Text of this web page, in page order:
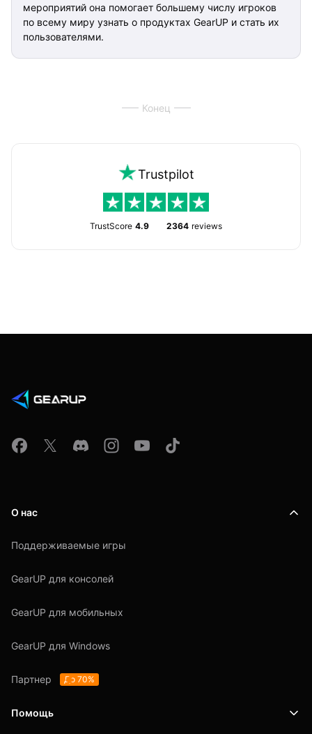
мероприятий она помогает большему числу игроков
по всему миру узнать о продуктах GearUP и стать их
пользователями.
Конец
Trustpilot
TrustScore 4.9 2364 reviews
О нас
Поддерживаемые игры
GearUP для консолей
GearUP для мобильных
GearUP для Windows
Партнер До 70%
Помощь